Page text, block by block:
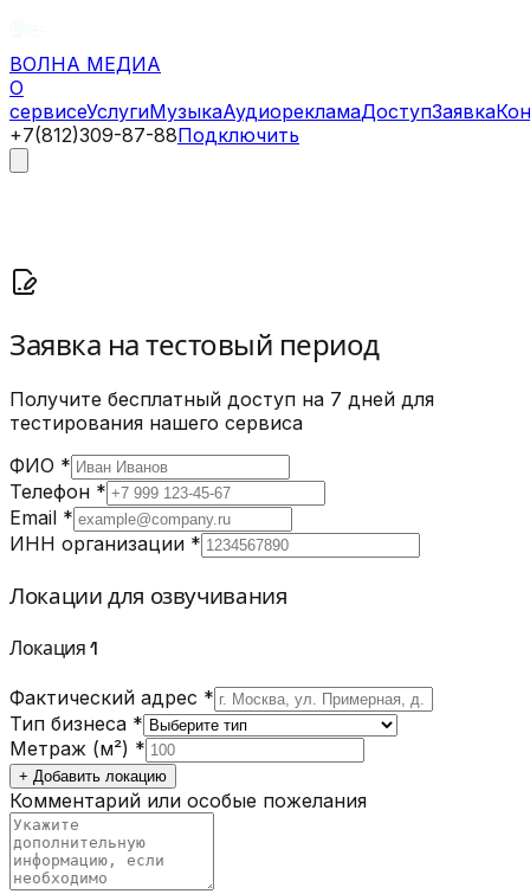
ВОЛНА МЕДИА
О
сервисеУслугиМузыкаАудиорекламаДоступЗаявка
+7(812)309-87-88Подключить
Заявка на тестовый период
Получите бесплатный доступ на 7 дней для
тестирования нашего сервиса
ФИО *
Телефон *
Email *
ИНН организации *
Локации для озвучивания
Локация1
Фактический адрес *
Тип бизнеса *
Метраж (м²) *
+ Добавить локацию
Комментарий или особые пожелания